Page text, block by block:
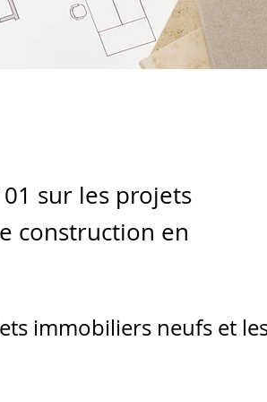
01 sur les projets
construction en
immobiliers neufs et